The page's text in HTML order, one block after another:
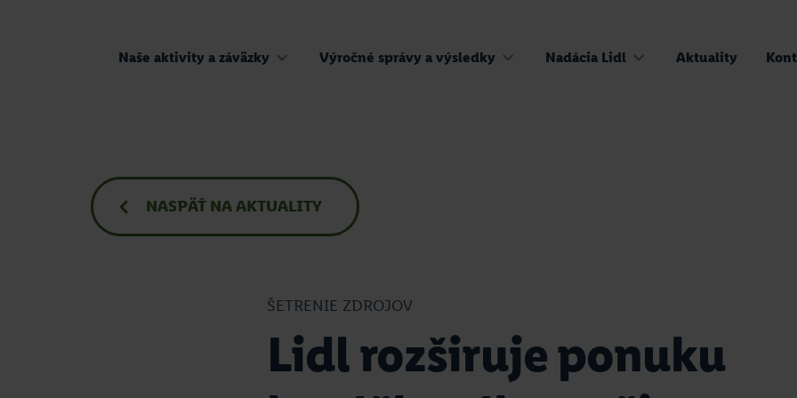
Naše aktivity a záväzky Výročné správy a výsledky Nadácia Lidl Aktuality
NASPÄŤ NA AKTUALITY
ŠETRENIE ZDROJOV
Lidl rozširuje ponuku